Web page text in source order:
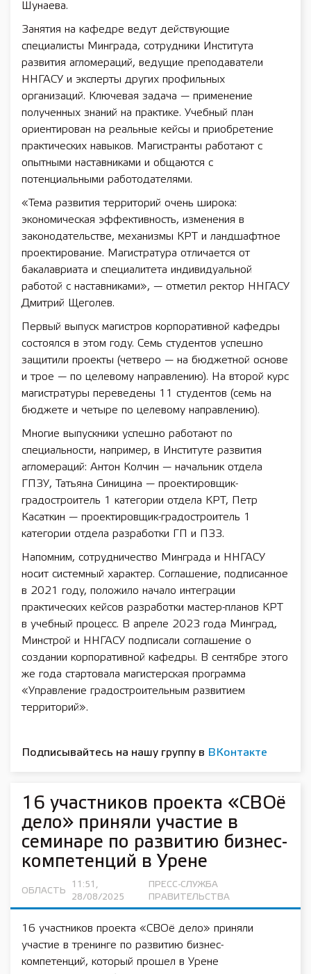
Шунаева.
Занятия на кафедре ведут действующие
специалисты Минграда, сотрудники Института
развития агломераций, ведущие преподаватели
ННГАСУ и эксперты других профильных
организаций. Ключевая задача — применение
полученных знаний на практике. Учебный план
ориентирован на реальные кейсы и приобретение
практических навыков. Магистранты работают с
опытными наставниками и общаются с
потенциальными работодателями.
«Тема развития территорий очень широка:
экономическая эффективность, изменения в
законодательстве, механизмы КРТ и ландшафтное
проектирование. Магистратура отличается от
бакалавриата и специалитета индивидуальной
работой с наставниками», — отметил ректор ННГАСУ
Дмитрий Щеголев.
Первый выпуск магистров корпоративной кафедры
состоялся в этом году. Семь студентов успешно
защитили проекты (четверо — на бюджетной основе
и трое — по целевому направлению). На второй курс
магистратуры переведены 11 студентов (семь на
бюджете и четыре по целевому направлению).
Многие выпускники успешно работают по
специальности, например, в Институте развития
агломераций: Антон Колчин — начальник отдела
ГПЗУ, Татьяна Синицина — проектировщик-
градостроитель 1 категории отдела КРТ, Петр
Касаткин — проектировщик-градостроитель 1
категории отдела разработки ГП и ПЗЗ.
Напомним, сотрудничество Минграда и ННГАСУ
носит системный характер. Соглашение, подписанное
в 2021 году, положило начало интеграции
практических кейсов разработки мастер-планов КРТ
в учебный процесс. В апреле 2023 года Минград,
Минстрой и ННГАСУ подписали соглашение о
создании корпоративной кафедры. В сентябре этого
же года стартовала магистерская программа
«Управление градостроительным развитием
территорий».
Подписывайтесь на нашу группу в ВКонтакте
16 участников проекта «СВОё
дело» приняли участие в
семинаре по развитию бизнес-
компетенций в Урене
ОБЛАСТЬ
11:51,
28/08/2025
ПРЕСС-СЛУЖБА
ПРАВИТЕЛЬСТВА
16 участников проекта «СВОё дело» приняли
участие в тренинге по развитию бизнес-
компетенций, который прошел в Урене